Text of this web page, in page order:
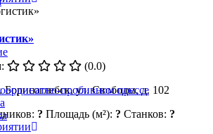
пробивном прессе
(0.0)
Борисоглебск, ул. Свободы, д. 102
? Площадь (м²): ? Станков: ?